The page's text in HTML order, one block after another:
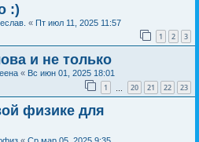
:)
« Пт июл 11, 2025 11:57
1 2 3
и не только
« Вс июн 01, 2025 18:01
1 20 21 22 23
физике для